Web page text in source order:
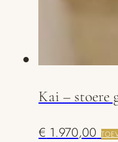
Kai – stoere
€ 1.970,00